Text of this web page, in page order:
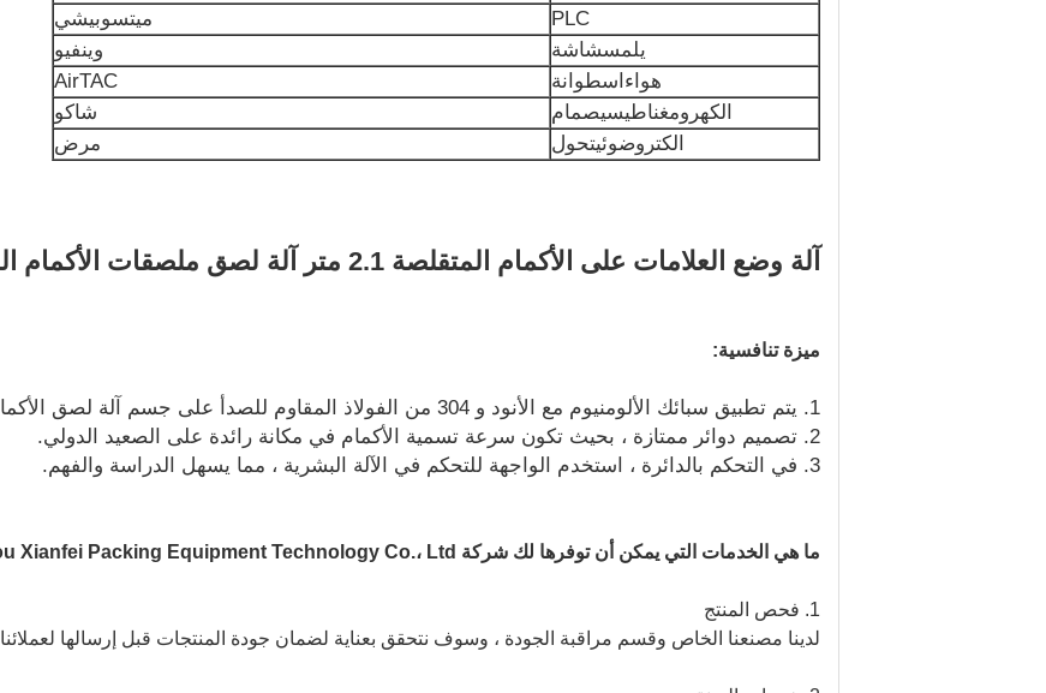
PLC
ميتسوبيشي
يلمسشاشة
وينفيو
هواء اسطوانة
AirTAC
الكهرومغناطيسيصمام
شاكو
الكتروضوئيتحول مرض
آلة وضع العلامات على الأكمام المتقلصة 2.1 متر آلة لصق ملصقات الأكمام الممتدة
ميزة تنافسية:
1. يتم تطبيق سبائك الألومنيوم مع الأنود و 304 من الفولاذ المقاوم للصدأ على جسم آلة لصق الأكمام ، مما يجعل الجسم كله أكثر ثباتًا ودائمًا.
2. تصميم دوائر ممتازة ، بحيث تكون سرعة تسمية الأكمام في مكانة رائدة على الصعيد الدولي.
3. في التحكم بالدائرة ، استخدم الواجهة للتحكم في الآلة البشرية ، مما يسهل الدراسة والفهم.
ما هي الخدمات التي يمكن أن توفرها لك شركة Changzhou Xianfei Packing Equipment Technology Co.، Ltd.؟
1. فحص المنتج
لدينا مصنعنا الخاص وقسم مراقبة الجودة ، وسوف نتحقق بعناية لضمان جودة المنتجات قبل إرسالها لعملائنا